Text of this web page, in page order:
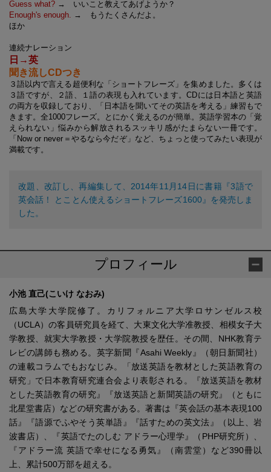
Guess what? → いいこと教えてあげようか？
Enough's enough. → もうたくさんだよ。
ほか
連続ナレーション
日→英
聞き流しCDつき
３語以内で言える超便利な「ショートフレーズ」を集めました。多くは
３語ですが、２語、１語の表現も入れています。CDには日本語と英語
の両方を収録しており、「日本語を聞いてその英語を考える」練習もで
きます。全1000フレーズ。とにかく覚えるのが簡単。英語学習本の「覚
えられない」悩みから解放されるスッキリ感がたまらない一冊です。
「Now or never＝やるなら今だぞ」など、ちょっと使ってみたい表現が
満載です。
改題、改訂し、再編集して、2014年11月14日に書籍『3語で
英会話！ とことん使えるショートフレーズ1600』を発売しま
した。
プロフィール
小池 直己(こいけ なおみ)
広島大学大学院修了。カリフォルニア大学ロサンゼルス校
（UCLA）の客員研究員を経て、大東文化大学准教授、相模女子大
学教授、就実大学教授・大学院教授を歴任。その間、NHK教育テ
レビの講師も務める。英字新聞『Asahi Weekly』（朝日新聞社）
の連載コラムでもおなじみ。「放送英語を教材とした英語教育の
研究」で日本教育研究連合会より表彰される。『放送英語を教材
とした英語教育の研究』『放送英語と新聞英語の研究』（ともに
北星堂書店）などの研究書がある。著書は『英会話の基本表現100
話』『語源でふやそう英単語』『話すための英文法』（以上、岩
波書店）、『英語でたのしむ アドラー心理学』（PHP研究所）、
『アドラー流 英語で幸せになる勇気』（南雲堂）など390冊以
上、累計500万部を超える。